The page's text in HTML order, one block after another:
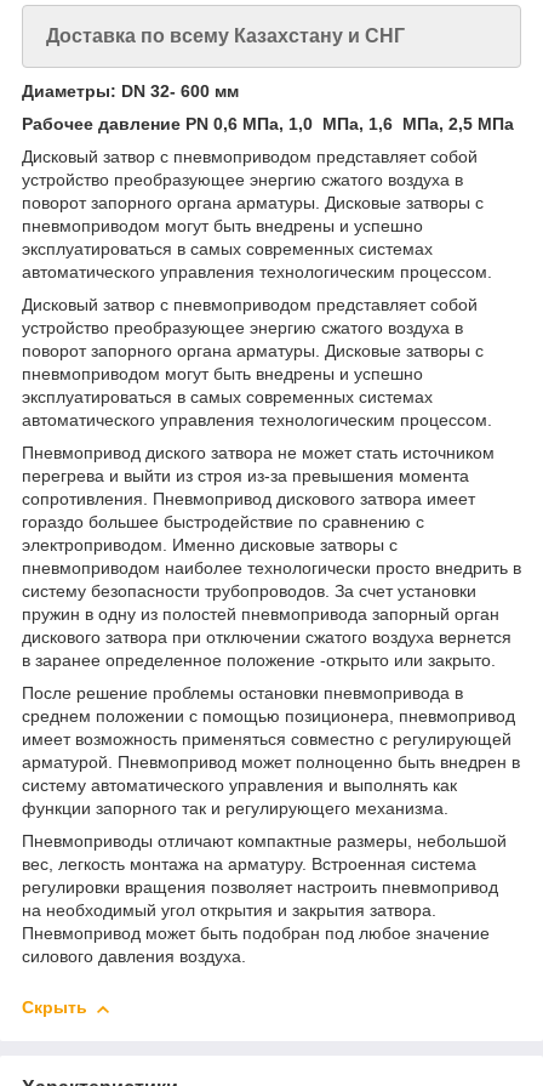
Доставка по всему Казахстану и СНГ
Диаметры: DN 32- 600 мм
Рабочее давление PN 0,6 МПа, 1,0 МПа, 1,6 МПа, 2,5 МПа
Дисковый затвор с пневмоприводом представляет собой
устройство преобразующее энергию сжатого воздуха в
поворот запорного органа арматуры. Дисковые затворы с
пневмоприводом могут быть внедрены и успешно
эксплуатироваться в самых современных системах
автоматического управления технологическим процессом.
Дисковый затвор с пневмоприводом представляет собой
устройство преобразующее энергию сжатого воздуха в
поворот запорного органа арматуры. Дисковые затворы с
пневмоприводом могут быть внедрены и успешно
эксплуатироваться в самых современных системах
автоматического управления технологическим процессом.
Пневмопривод диского затвора не может стать источником
перегрева и выйти из строя из-за превышения момента
сопротивления. Пневмопривод дискового затвора имеет
гораздо большее быстродействие по сравнению с
электроприводом. Именно дисковые затворы с
пневмоприводом наиболее технологически просто внедрить в
систему безопасности трубопроводов. За счет установки
пружин в одну из полостей пневмопривода запорный орган
дискового затвора при отключении сжатого воздуха вернется
в заранее определенное положение -открыто или закрыто.
После решение проблемы остановки пневмопривода в
среднем положении с помощью позиционера, пневмопривод
имеет возможность применяться совместно с регулирующей
арматурой. Пневмопривод может полноценно быть внедрен в
систему автоматического управления и выполнять как
функции запорного так и регулирующего механизма.
Пневмоприводы отличают компактные размеры, небольшой
вес, легкость монтажа на арматуру. Встроенная система
регулировки вращения позволяет настроить пневмопривод
на необходимый угол открытия и закрытия затвора.
Пневмопривод может быть подобран под любое значение
силового давления воздуха.
Скрыть